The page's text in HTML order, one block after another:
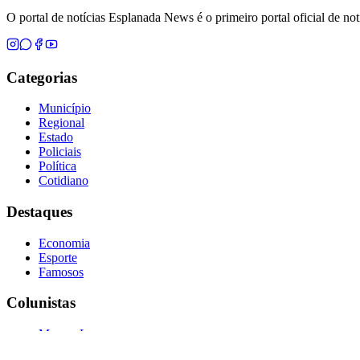
O portal de notícias Esplanada News é o primeiro portal oficial de
Categorias
Município
Regional
Estado
Policiais
Política
Cotidiano
Destaques
Economia
Esporte
Famosos
Colunistas
Marcos Lopes